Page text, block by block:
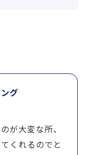
グ
が大変な所、
くれるのでと